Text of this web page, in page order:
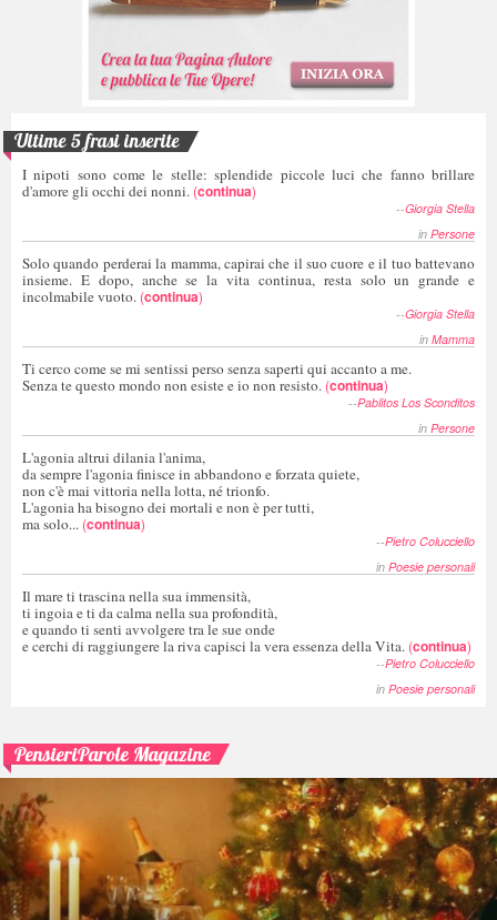
Ultime 5 frasi inserite
I nipoti sono come le stelle: splendide piccole luci che fanno brillare
d'amore gli occhi dei nonni. (continua)
--Giorgia Stella
in Persone
Solo quando perderai la mamma, capirai che il suo cuore e il tuo battevano
insieme. E dopo, anche se la vita continua, resta solo un grande e
incolmabile vuoto. (continua)
--Giorgia Stella
in Mamma
Ti cerco come se mi sentissi perso senza saperti qui accanto a me.
Senza te questo mondo non esiste e io non resisto. (continua)
--Pablitos Los Sconditos
in Persone
L'agonia altrui dilania l'anima,
da sempre l'agonia finisce in abbandono e forzata quiete,
non c'è mai vittoria nella lotta, né trionfo.
L'agonia ha bisogno dei mortali e non è per tutti,
ma solo... (continua)
--Pietro Colucciello
in Poesie personali
Il mare ti trascina nella sua immensità,
ti ingoia e ti da calma nella sua profondità,
e quando ti senti avvolgere tra le sue onde
e cerchi di raggiungere la riva capisci la vera essenza della Vita. (continua)
--Pietro Colucciello
in Poesie personali
PensieriParole Magazine